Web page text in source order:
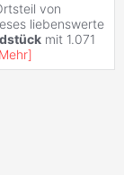
von
liebenswerte
mit 1.071
Mehr]